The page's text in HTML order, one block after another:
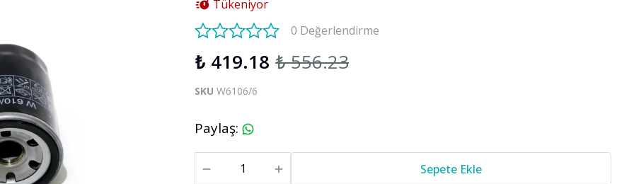
Xc90
Xc90 2003-2013
xc90 2015-2025
C30 C70 850 S70 C70
Tükeniyor
0 Değerlendirme
₺ 419.18 ₺ 556.23
SKU W6106/6
Paylaş:
Sepete Ekle